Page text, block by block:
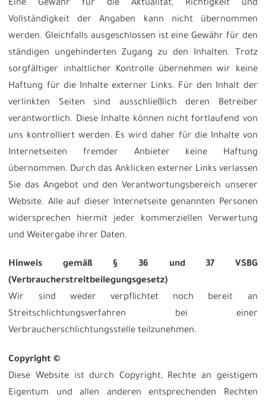
Eine Gewähr für die Aktualität, Richtigkeit und
Vollständigkeit der Angaben kann nicht übernommen
werden. Gleichfalls ausgeschlossen ist eine Gewähr für den
ständigen ungehinderten Zugang zu den Inhalten. Trotz
sorgfältiger inhaltlicher Kontrolle übernehmen wir keine
Haftung für die Inhalte externer Links. Für den Inhalt der
verlinkten Seiten sind ausschließlich deren Betreiber
verantwortlich. Diese Inhalte können nicht fortlaufend von
uns kontrolliert werden. Es wird daher für die Inhalte von
Internetseiten fremder Anbieter keine Haftung
übernommen. Durch das Anklicken externer Links verlassen
Sie das Angebot und den Verantwortungsbereich unserer
Website. Alle auf dieser Internetseite genannten Personen
widersprechen hiermit jeder kommerziellen Verwertung
und Weitergabe ihrer Daten.
Hinweis gemäß § 36 und 37 VSBG
(Verbraucherstreitbeilegungsgesetz)
Wir sind weder verpflichtet noch bereit an
Streitschlichtungsverfahren bei einer
Verbraucherschlichtungsstelle teilzunehmen.
Copyright ©
Diese Website ist durch Copyright, Rechte an geistigem
Eigentum und allen anderen entsprechenden Rechten